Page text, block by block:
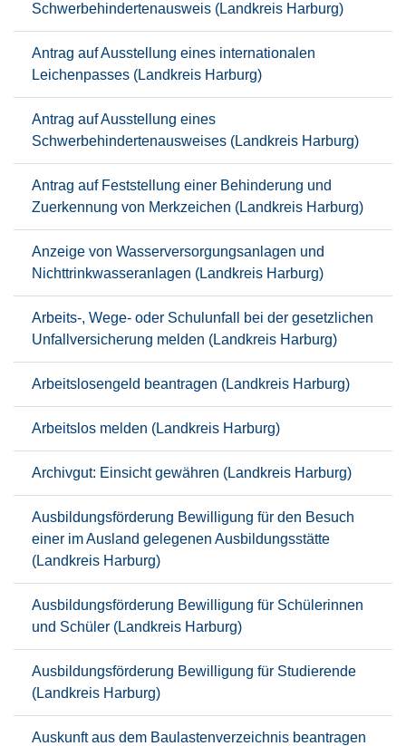
Schwerbehindertenausweis (Landkreis Harburg)
Antrag auf Ausstellung eines internationalen
Leichenpasses (Landkreis Harburg)
Antrag auf Ausstellung eines
Schwerbehindertenausweises (Landkreis Harburg)
Antrag auf Feststellung einer Behinderung und
Zuerkennung von Merkzeichen (Landkreis Harburg)
Anzeige von Wasserversorgungsanlagen und
Nichttrinkwasseranlagen (Landkreis Harburg)
Arbeits-, Wege- oder Schulunfall bei der gesetzlichen
Unfallversicherung melden (Landkreis Harburg)
Arbeitslosengeld beantragen (Landkreis Harburg)
Arbeitslos melden (Landkreis Harburg)
Archivgut: Einsicht gewähren (Landkreis Harburg)
Ausbildungsförderung Bewilligung für den Besuch
einer im Ausland gelegenen Ausbildungsstätte
(Landkreis Harburg)
Ausbildungsförderung Bewilligung für Schülerinnen
und Schüler (Landkreis Harburg)
Ausbildungsförderung Bewilligung für Studierende
(Landkreis Harburg)
Auskunft aus dem Baulastenverzeichnis beantragen